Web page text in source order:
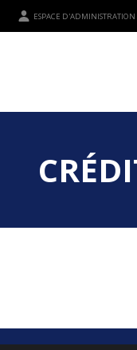
ESPACE D'ADMINISTRATION